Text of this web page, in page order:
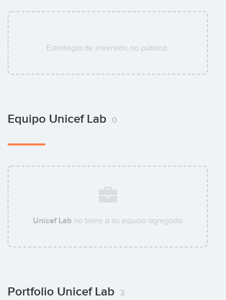
Estretegía de inversión no pública.
Equipo Unicef Lab 0
Unicef Lab no tiene a su equipo agregado
Portfolio Unicef Lab 3